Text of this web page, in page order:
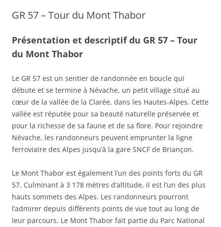
GR 57 – Tour du Mont Thabor
Présentation et descriptif du GR 57 – Tour
du Mont Thabor
Le GR 57 est un sentier de randonnée en boucle qui
débute et se termine à Névache, un petit village situé au
cœur de la vallée de la Clarée, dans les Hautes-Alpes. Cette
vallée est réputée pour sa beauté naturelle préservée et
pour la richesse de sa faune et de sa flore. Pour rejoindre
Névache, les randonneurs peuvent emprunter la ligne
ferroviaire des Alpes jusqu’à la gare SNCF de Briançon.
Le Mont Thabor est également l’un des points forts du GR
57. Culminant à 3 178 mètres d’altitude, il est l’un des plus
hauts sommets des Alpes. Les randonneurs pourront
l’admirer depuis différents points de vue tout au long de
leur parcours. Le Mont Thabor fait partie du Parc National